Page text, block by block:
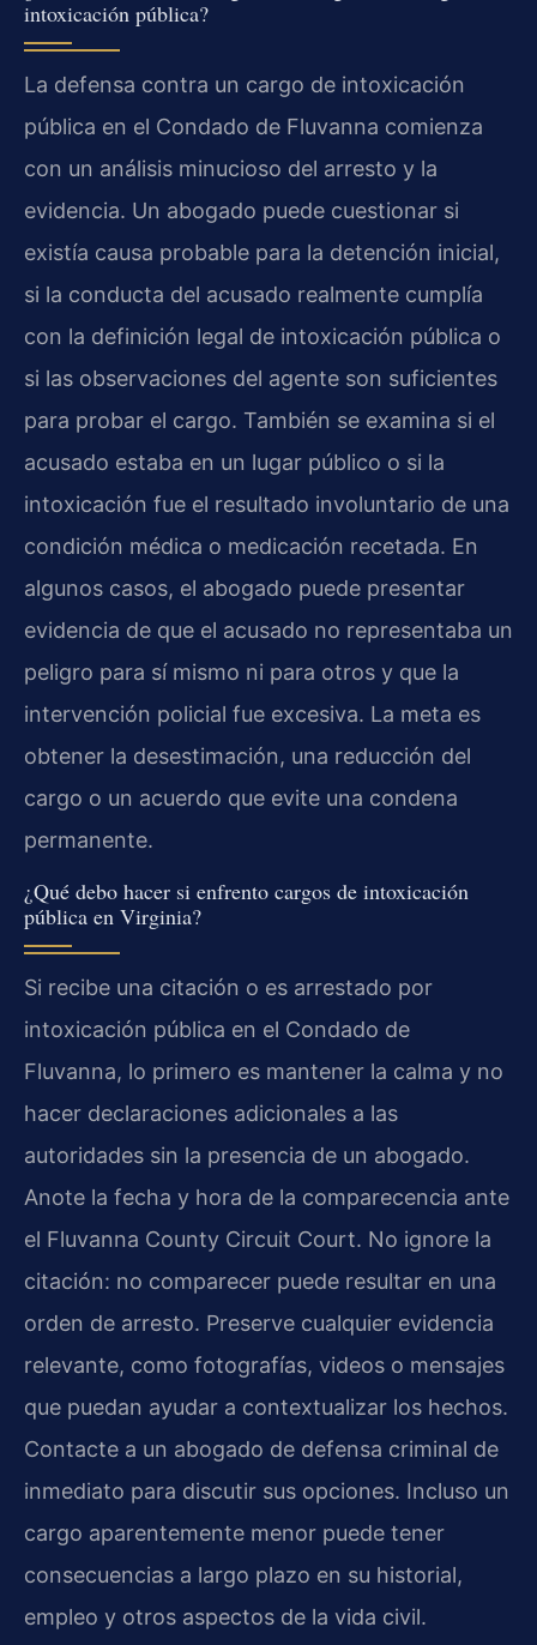
intoxicación pública?
La defensa contra un cargo de intoxicación
pública en el Condado de Fluvanna comienza
con un análisis minucioso del arresto y la
evidencia. Un abogado puede cuestionar si
existía causa probable para la detención inicial,
si la conducta del acusado realmente cumplía
con la definición legal de intoxicación pública o
si las observaciones del agente son suficientes
para probar el cargo. También se examina si el
acusado estaba en un lugar público o si la
intoxicación fue el resultado involuntario de una
condición médica o medicación recetada. En
algunos casos, el abogado puede presentar
evidencia de que el acusado no representaba un
peligro para sí mismo ni para otros y que la
intervención policial fue excesiva. La meta es
obtener la desestimación, una reducción del
cargo o un acuerdo que evite una condena
permanente.
¿Qué debo hacer si enfrento cargos de intoxicación
pública en Virginia?
Si recibe una citación o es arrestado por
intoxicación pública en el Condado de
Fluvanna, lo primero es mantener la calma y no
hacer declaraciones adicionales a las
autoridades sin la presencia de un abogado.
Anote la fecha y hora de la comparecencia ante
el Fluvanna County Circuit Court. No ignore la
citación: no comparecer puede resultar en una
orden de arresto. Preserve cualquier evidencia
relevante, como fotografías, videos o mensajes
que puedan ayudar a contextualizar los hechos.
Contacte a un abogado de defensa criminal de
inmediato para discutir sus opciones. Incluso un
cargo aparentemente menor puede tener
consecuencias a largo plazo en su historial,
empleo y otros aspectos de la vida civil.